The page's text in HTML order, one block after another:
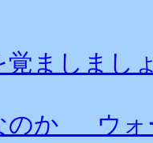
覚ましま
のか ウォ